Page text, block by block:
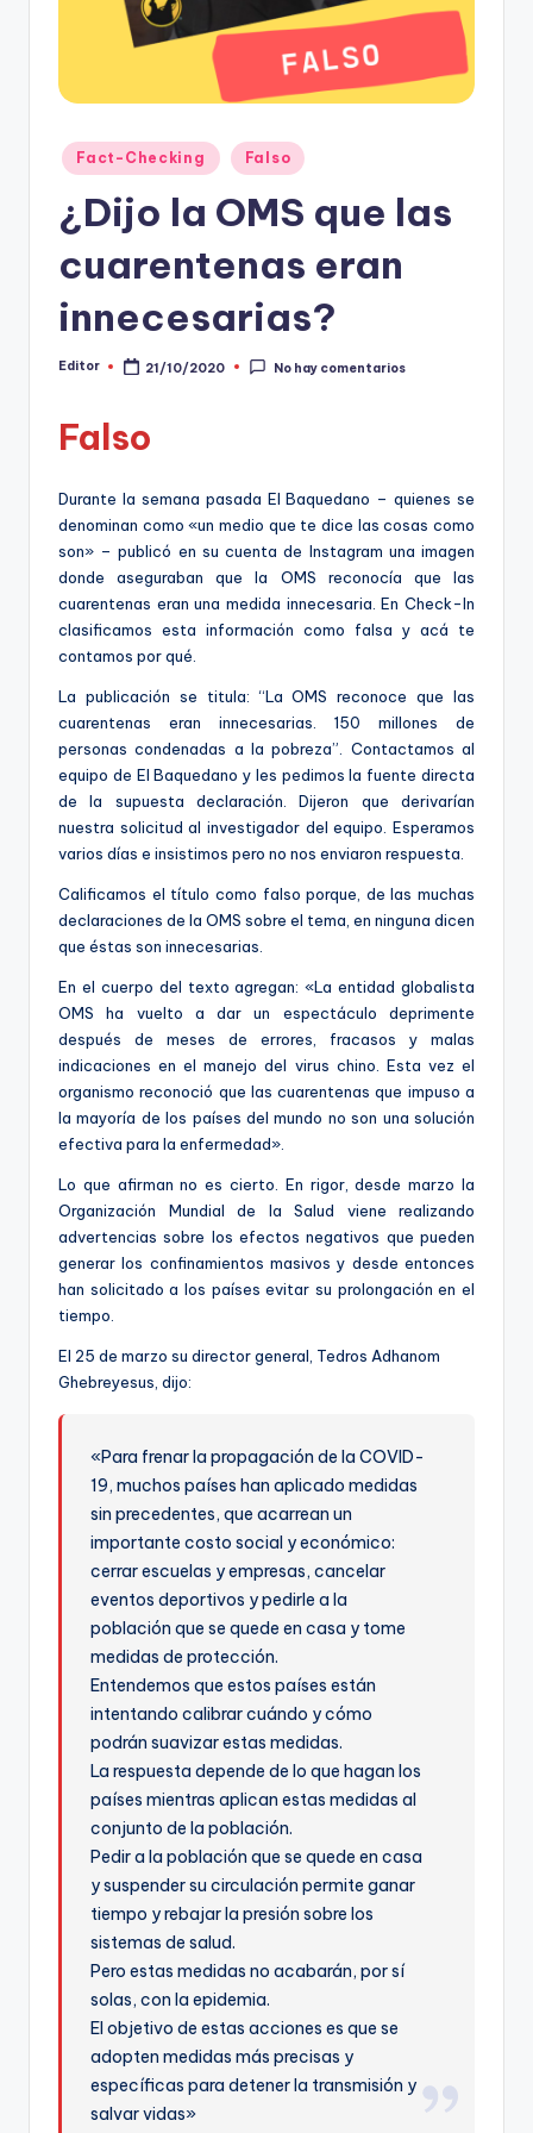
ki
Publicado
en
Fact-Checking Falso
¿Dijo la OMS que las
cuarentenas eran
innecesarias?
Publicado
Editor 21/10/2020 No hay comentarios
Falso
Durante la semana pasada El Baquedano – quienes se
denominan como «un medio que te dice las cosas como
son» – publicó en su cuenta de Instagram una imagen
donde aseguraban que la OMS reconocía que las
cuarentenas eran una medida innecesaria. En Check-In
clasificamos esta información como falsa y acá te
contamos por qué.
La publicación se titula: “La OMS reconoce que las
cuarentenas eran innecesarias. 150 millones de
personas condenadas a la pobreza”. Contactamos al
equipo de El Baquedano y les pedimos la fuente directa
de la supuesta declaración. Dijeron que derivarían
nuestra solicitud al investigador del equipo. Esperamos
varios días e insistimos pero no nos enviaron respuesta.
Calificamos el título como falso porque, de las muchas
declaraciones de la OMS sobre el tema, en ninguna dicen
que éstas son innecesarias.
En el cuerpo del texto agregan: «La entidad globalista
OMS ha vuelto a dar un espectáculo deprimente
después de meses de errores, fracasos y malas
indicaciones en el manejo del virus chino. Esta vez el
organismo reconoció que las cuarentenas que impuso a
la mayoría de los países del mundo no son una solución
efectiva para la enfermedad».
Lo que afirman no es cierto. En rigor, desde marzo la
Organización Mundial de la Salud viene realizando
advertencias sobre los efectos negativos que pueden
generar los confinamientos masivos y desde entonces
han solicitado a los países evitar su prolongación en el
tiempo.
El 25 de marzo su director general, Tedros Adhanom
Ghebreyesus, dijo:
«Para frenar la propagación de la COVID-
19, muchos países han aplicado medidas
sin precedentes, que acarrean un
importante costo social y económico:
cerrar escuelas y empresas, cancelar
eventos deportivos y pedirle a la
población que se quede en casa y tome
medidas de protección.
Entendemos que estos países están
intentando calibrar cuándo y cómo
podrán suavizar estas medidas.
La respuesta depende de lo que hagan los
países mientras aplican estas medidas al
conjunto de la población.
Pedir a la población que se quede en casa
y suspender su circulación permite ganar
tiempo y rebajar la presión sobre los
sistemas de salud.
Pero estas medidas no acabarán, por sí
solas, con la epidemia.
El objetivo de estas acciones es que se
adopten medidas más precisas y
específicas para detener la transmisión y
salvar vidas»